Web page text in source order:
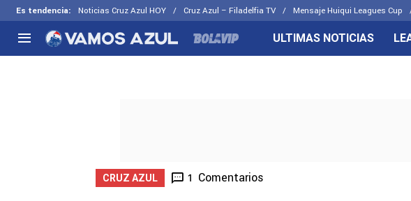
Es tendencia: Noticias Cruz Azul HOY Cruz Azul – Filadelfia TV Mensaje Huiqui Leagues Cup
Selección Mexicana
ULTIMAS NOTICIAS
CRUZ AZUL 1 Comentarios